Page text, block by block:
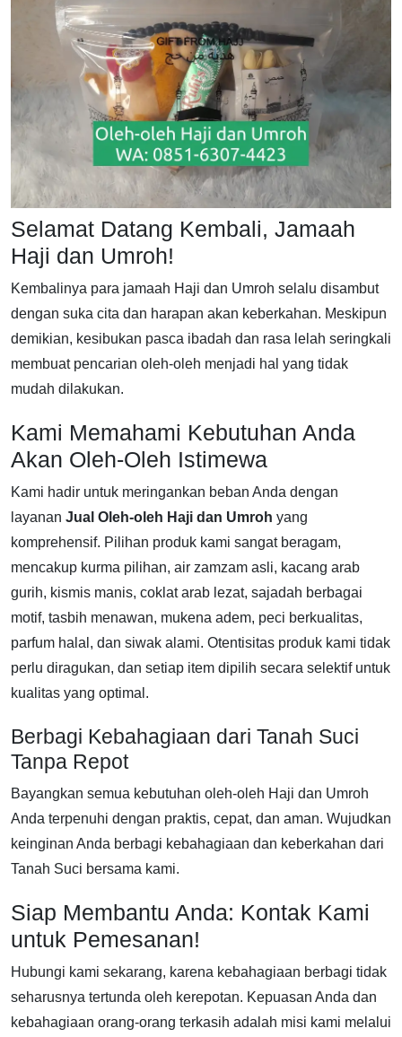
Selamat Datang Kembali, Jamaah
Haji dan Umroh!
Kembalinya para jamaah Haji dan Umroh selalu disambut
dengan suka cita dan harapan akan keberkahan. Meskipun
demikian, kesibukan pasca ibadah dan rasa lelah seringkali
membuat pencarian oleh-oleh menjadi hal yang tidak
mudah dilakukan.
Kami Memahami Kebutuhan Anda
Akan Oleh-Oleh Istimewa
Kami hadir untuk meringankan beban Anda dengan
layanan Jual Oleh-oleh Haji dan Umroh yang
komprehensif. Pilihan produk kami sangat beragam,
mencakup kurma pilihan, air zamzam asli, kacang arab
gurih, kismis manis, coklat arab lezat, sajadah berbagai
motif, tasbih menawan, mukena adem, peci berkualitas,
parfum halal, dan siwak alami. Otentisitas produk kami tidak
perlu diragukan, dan setiap item dipilih secara selektif untuk
kualitas yang optimal.
Berbagi Kebahagiaan dari Tanah Suci
Tanpa Repot
Bayangkan semua kebutuhan oleh-oleh Haji dan Umroh
Anda terpenuhi dengan praktis, cepat, dan aman. Wujudkan
keinginan Anda berbagi kebahagiaan dan keberkahan dari
Tanah Suci bersama kami.
Siap Membantu Anda: Kontak Kami
untuk Pemesanan!
Hubungi kami sekarang, karena kebahagiaan berbagi tidak
seharusnya tertunda oleh kerepotan. Kepuasan Anda dan
kebahagiaan orang-orang terkasih adalah misi kami melalui